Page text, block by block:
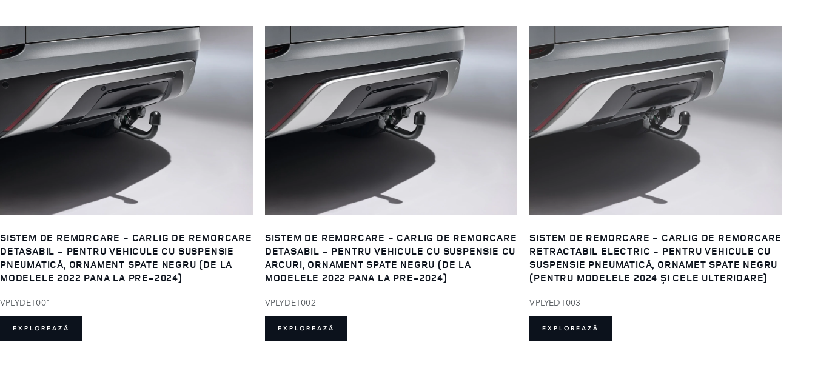
SISTEM DE REMORCARE - CARLIG DE REMORCARE
DETASABIL - PENTRU VEHICULE CU SUSPENSIE
PNEUMATICĂ, ORNAMENT SPATE NEGRU (DE LA
MODELELE 2022 PANA LA PRE-2024)
VPLYDET001
EXPLOREAZĂ
SISTEM DE REMORCARE - CARLIG DE REMORCARE
DETASABIL - PENTRU VEHICULE CU SUSPENSIE CU
ARCURI, ORNAMENT SPATE NEGRU (DE LA
MODELELE 2022 PANA LA PRE-2024)
VPLYDET002
EXPLOREAZĂ
SISTEM DE REMORCARE - CARLIG DE REMORCARE
RETRACTABIL ELECTRIC - PENTRU VEHICULE CU
SUSPENSIE PNEUMATICĂ, ORNAMET SPATE NEGRU
(PENTRU MODELELE 2024 ȘI CELE ULTERIOARE)
VPLYEDT003
EXPLOREAZĂ